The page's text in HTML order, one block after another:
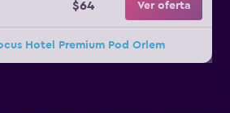
$64 Ver oferta
Hotel Premium Pod Orlem